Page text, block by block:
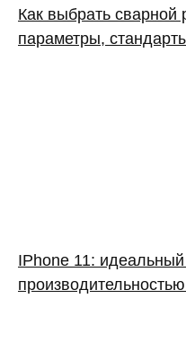
Как выбрать сварной
параметры,
IPhone 11: